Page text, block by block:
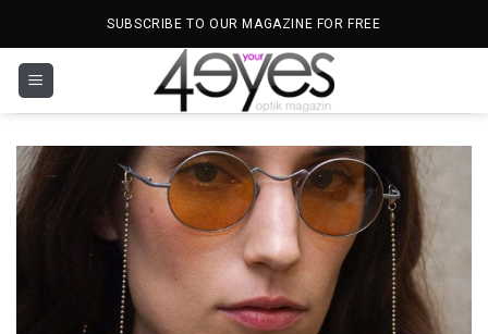
SUBSCRIBE TO OUR MAGAZINE FOR FREE